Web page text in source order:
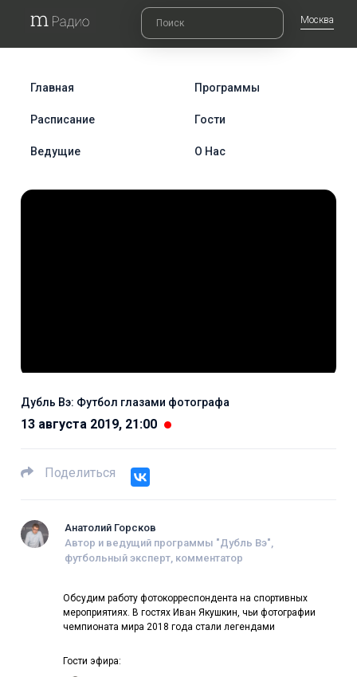
Москва
Главная Программы
Расписание Гости
Ведущие О Нас
Дубль Вэ: Футбол глазами фотографа
13 августа 2019, 21:00
Поделиться
Анатолий Горсков
Автор и ведущий программы "Дубль Вэ",
футбольный эксперт, комментатор
Обсудим работу фотокорреспондента на спортивных
мероприятиях. В гостях Иван Якушкин, чьи фотографии
чемпионата мира 2018 года стали легендами
Гости эфира: